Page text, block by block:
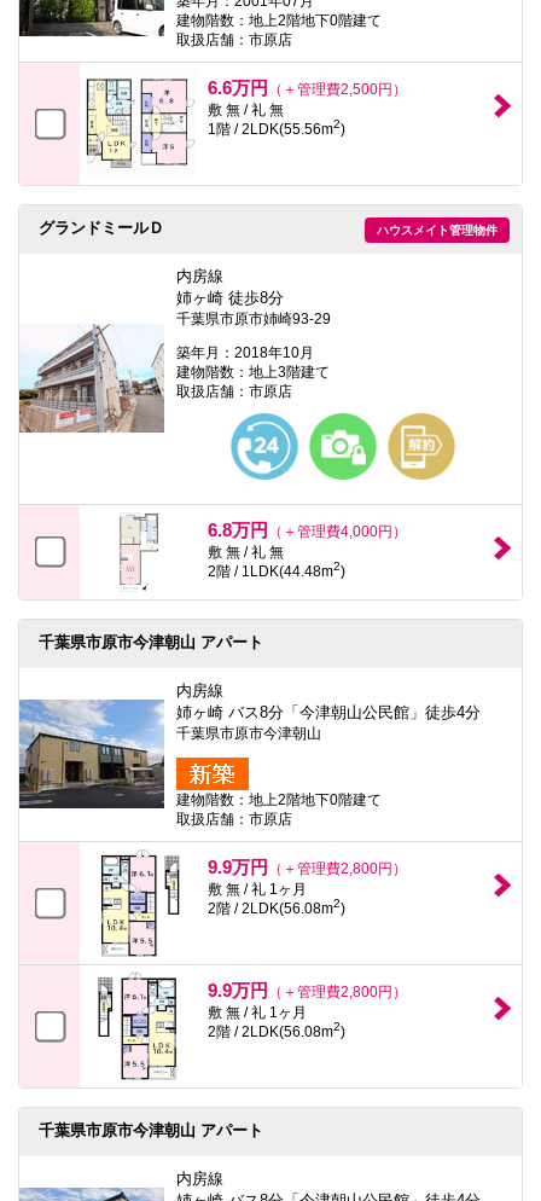
建物階数：地上2階地下0階建て
取扱店舗：市原店
6.6万円
（＋管理費2,500円）
敷 無 / 礼 無
1階 / 2LDK(55.56m2)
ハウスメイト管理物件
グランドミールＤ
内房線
姉ヶ崎 徒歩8分
千葉県市原市姉崎93-29
築年月：2018年10月
建物階数：地上3階建て
取扱店舗：市原店
6.8万円
（＋管理費4,000円）
敷 無 / 礼 無
2階 / 1LDK(44.48m2)
千葉県市原市今津朝山 アパート
内房線
姉ヶ崎 バス8分「今津朝山公民館」徒歩4分
千葉県市原市今津朝山
建物階数：地上2階地下0階建て
取扱店舗：市原店
9.9万円
（＋管理費2,800円）
敷 無 / 礼 1ヶ月
2階 / 2LDK(56.08m2)
9.9万円
（＋管理費2,800円）
敷 無 / 礼 1ヶ月
2階 / 2LDK(56.08m2)
千葉県市原市今津朝山 アパート
内房線